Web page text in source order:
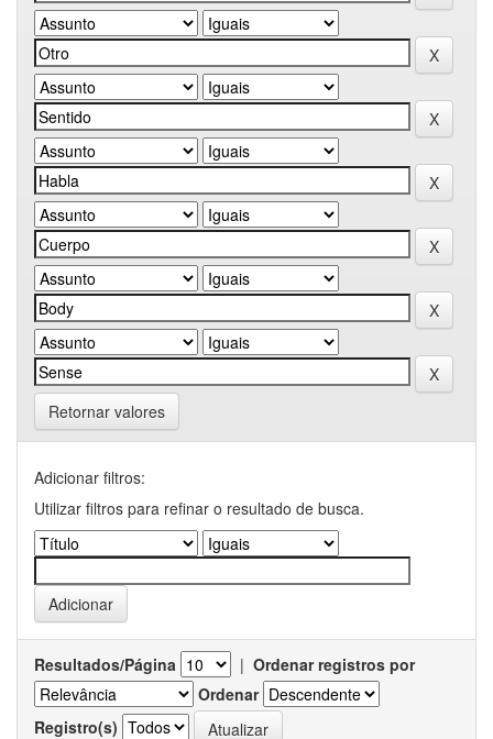
Retornar valores
Adicionar filtros:
Utilizar filtros para refinar o resultado de busca.
Resultados/Página | Ordenar registros por
Ordenar
Registro(s)